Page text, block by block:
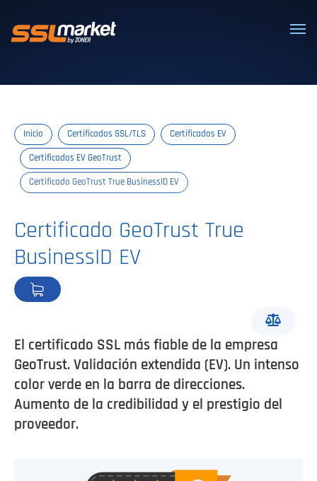
Certificados SSL/TLS confiables
Inicio Certificados SSL/TLS Certificados EV
Certificados EV GeoTrust
Certificado GeoTrust True BusinessID EV
Certificado GeoTrust True
BusinessID EV
El certificado SSL más fiable de la empresa
GeoTrust. Validación extendida (EV). Un intenso
color verde en la barra de direcciones.
Aumento de la credibilidad y el prestigio del
proveedor.